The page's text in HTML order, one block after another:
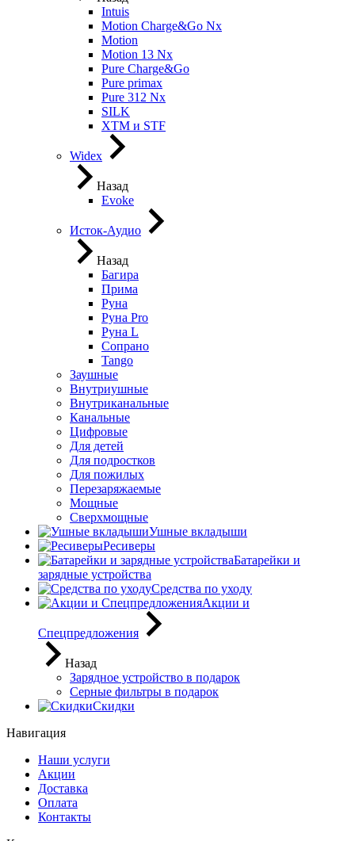
Intuis
Motion Charge&Go Nx
Motion
Motion 13 Nx
Pure Charge&Go
Pure primax
Pure 312 Nx
SILK
XTM и STF
Widex
Назад
Evoke
Исток-Аудио
Назад
Багира
Прима
Руна
Руна Pro
Руна L
Сопрано
Tango
Заушные
Внутриушные
Внутриканальные
Канальные
Цифровые
Для детей
Для подростков
Для пожилых
Перезаряжаемые
Мощные
Сверхмощные
Ушные вкладыши
Ресиверы
Батарейки и
зарядные устройства
Средства по уходу
Акции и
Спецпредложения
Назад
Зарядное устройство в подарок
Серные фильтры в подарок
Скидки
Навигация
Наши услуги
Акции
Доставка
Оплата
Контакты